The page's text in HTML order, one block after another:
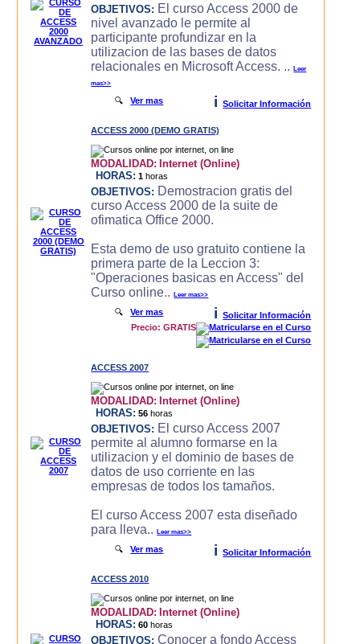
OBJETIVOS: El curso Access 2000 de
nivel avanzado le permite al
participante profundizar en la
utilizacion de las bases de datos
relacionales en Microsoft Access. ..Leer
mas>>
🔍Ver mas i Solicitar Información
ACCESS 2000 (DEMO GRATIS)
MODALIDAD: Internet (Online)
HORAS: 1 horas
OBJETIVOS: Demostracion gratis del
curso Access 2000 de la suite de
ofimatica Office 2000.
Esta demo de uso gratuito contiene la
primera parte de la Leccion 3:
"Operaciones basicas en Access" del
Curso online..Leer mas>>
🔍Ver mas i
Solicitar Información
Precio: GRATIS
ACCESS 2007
MODALIDAD: Internet (Online)
HORAS: 56 horas
OBJETIVOS: El curso Access 2007
permite al alumno formarse en la
utilizacion y el dominio de bases de
datos de uso corriente en las
empresas de todos los tamaños.
El curso Access 2007 esta diseñado
para lleva..Leer mas>>
🔍Ver mas i Solicitar Información
ACCESS 2010
MODALIDAD: Internet (Online)
HORAS: 60 horas
OBJETIVOS: Conocer a fondo Access